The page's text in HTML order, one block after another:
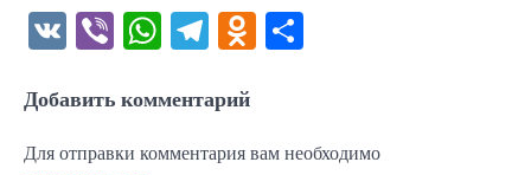
VK ViberWhatsApp
Telegram
Odnoklassniki
Добавить комментарий
Для отправки комментария вам необходимо